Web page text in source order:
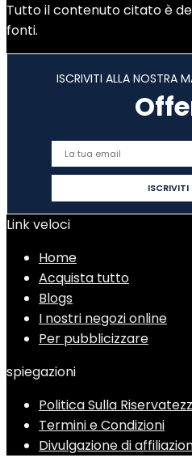
Tutto il contenuto citato è
fonti.
ISCRIVITI ALLA NOSTRA
Link veloci
Home
Acquista tutto
Blogs
I nostri negozi online
Per pubblicizzare
spiegazioni
Politica Sulla
Termini e Condizioni
Divulgazione di